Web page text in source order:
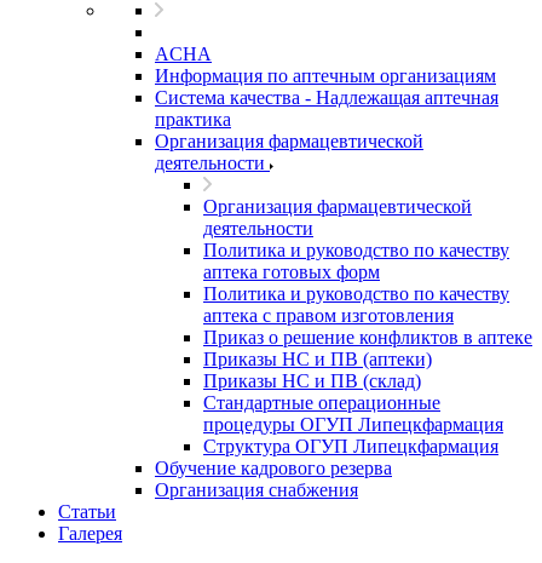
ACHA
Информация по аптечным организациям
Система качества - Надлежащая аптечная
практика
Организация фармацевтической
деятельности
Организация фармацевтической
деятельности
Политика и руководство по качеству
аптека готовых форм
Политика и руководство по качеству
аптека с правом изготовления
Приказ о решение конфликтов в аптеке
Приказы НС и ПВ (аптеки)
Приказы НС и ПВ (склад)
Стандартные операционные
процедуры ОГУП Липецкфармация
Структура ОГУП Липецкфармация
Обучение кадрового резерва
Организация снабжения
Статьи
Галерея